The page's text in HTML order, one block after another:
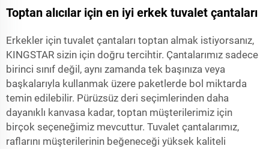
Toptan alıcılar için en iyi erkek tuvalet çantaları
Erkekler için tuvalet çantaları toptan almak istiyorsanız,
KINGSTAR sizin için doğru tercihtir. Çantalarımız sadece
birinci sınıf değil, aynı zamanda tek başınıza veya
başkalarıyla kullanmak üzere paketlerde bol miktarda
temin edilebilir. Pürüzsüz deri seçimlerinden daha
dayanıklı kanvasa kadar, toptan müşterilerimiz için
birçok seçeneğimiz mevcuttur. Tuvalet çantalarımız,
raflarını müşterilerinin beğeneceği yüksek kaliteli